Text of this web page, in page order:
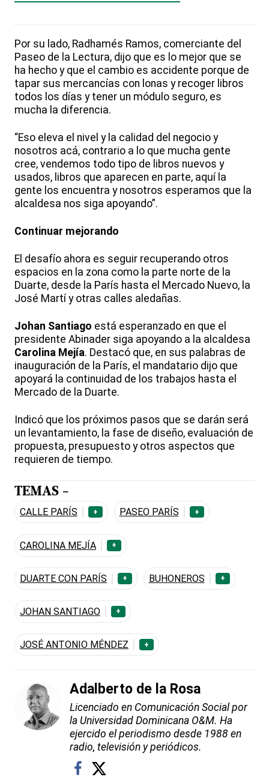
Por su lado, Radhamés Ramos, comerciante del
Paseo de la Lectura, dijo que es lo mejor que se
ha hecho y que el cambio es accidente porque de
tapar sus mercancías con lonas y recoger libros
todos los días y tener un módulo seguro, es
mucha la diferencia.
“Eso eleva el nivel y la calidad del negocio y
nosotros acá, contrario a lo que mucha gente
cree, vendemos todo tipo de libros nuevos y
usados, libros que aparecen en parte, aquí la
gente los encuentra y nosotros esperamos que la
alcaldesa nos siga apoyando”.
Continuar mejorando
El desafío ahora es seguir recuperando otros
espacios en la zona como la parte norte de la
Duarte, desde la París hasta el Mercado Nuevo, la
José Martí y otras calles aledañas.
Johan Santiago está esperanzado en que el
presidente Abinader siga apoyando a la alcaldesa
Carolina Mejía. Destacó que, en sus palabras de
inauguración de la París, el mandatario dijo que
apoyará la continuidad de los trabajos hasta el
Mercado de la Duarte.
Indicó que los próximos pasos que se darán será
un levantamiento, la fase de diseño, evaluación de
propuesta, presupuesto y otros aspectos que
requieren de tiempo.
TEMAS -
CALLE PARÍS + PASEO PARÍS +
CAROLINA MEJÍA +
DUARTE CON PARÍS + BUHONEROS +
JOHAN SANTIAGO +
JOSÉ ANTONIO MÉNDEZ +
Adalberto de la Rosa
Licenciado en Comunicación Social por
la Universidad Dominicana O&M. Ha
ejercido el periodismo desde 1988 en
radio, televisión y periódicos.